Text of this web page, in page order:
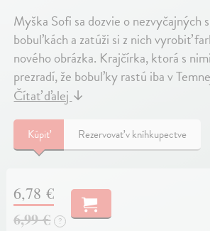
Myška Sofi sa dozvie o nezvyčajných
bobuľkách a zatúži si z nich vyrobiť
nového obrázka. Krajčírka, ktorá s
prezradí, že bobuľky rastú iba v
Čítať ďalej↓
Kúpiť Rezervovať v kníhkupectve
6,78 €
6,99 €
?